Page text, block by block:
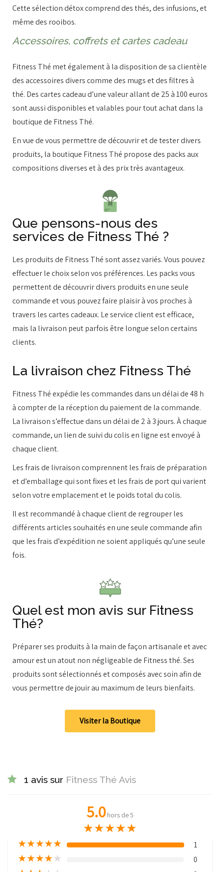
Cette sélection détox comprend des thés, des infusions, et
même des rooibos.
Accessoires, coffrets et cartes cadeau
Fitness Thé met également à la disposition de sa clientèle
des accessoires divers comme des mugs et des filtres à
thé. Des cartes cadeau d’une valeur allant de 25 à 100 euros
sont aussi disponibles et valables pour tout achat dans la
boutique de Fitness Thé.
En vue de vous permettre de découvrir et de tester divers
produits, la boutique Fitness Thé propose des packs aux
compositions diverses et à des prix très avantageux.
Que pensons-nous des
services de Fitness Thé ?
Les produits de Fitness Thé sont assez variés. Vous pouvez
effectuer le choix selon vos préférences. Les packs vous
permettent de découvrir divers produits en une seule
commande et vous pouvez faire plaisir à vos proches à
travers les cartes cadeaux. Le service client est efficace,
mais la livraison peut parfois être longue selon certains
clients.
La livraison chez Fitness Thé
Fitness Thé expédie les commandes dans un délai de 48 h
à compter de la réception du paiement de la commande.
La livraison s’effectue dans un délai de 2 à 3 jours. À chaque
commande, un lien de suivi du colis en ligne est envoyé à
chaque client.
Les frais de livraison comprennent les frais de préparation
et d’emballage qui sont fixes et les frais de port qui varient
selon votre emplacement et le poids total du colis.
Il est recommandé à chaque client de regrouper les
différents articles souhaités en une seule commande afin
que les frais d’expédition ne soient appliqués qu’une seule
fois.
Quel est mon avis sur Fitness
Thé?
Préparer ses produits à la main de façon artisanale et avec
amour est un atout non négligeable de Fitness thé. Ses
produits sont sélectionnés et composés avec soin afin de
vous permettre de jouir au maximum de leurs bienfaits.
Visiter la Boutique
1 avis sur Fitness Thé Avis
5.0 hors de 5
★★★★★
★★★★★ 1
★★★★★ 0